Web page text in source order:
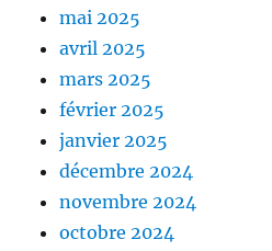
mai 2025
avril 2025
mars 2025
février 2025
janvier 2025
décembre 2024
novembre 2024
octobre 2024